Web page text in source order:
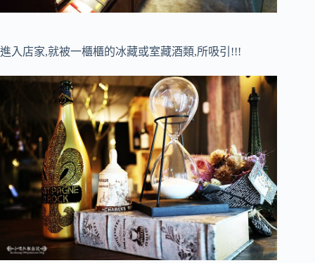
進入店家,就被一櫃櫃的冰藏或室藏酒類,所吸引!!!